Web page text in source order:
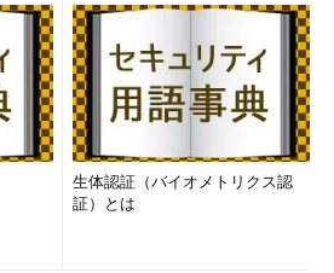
生体認証（バイオメトリクス認
証）とは